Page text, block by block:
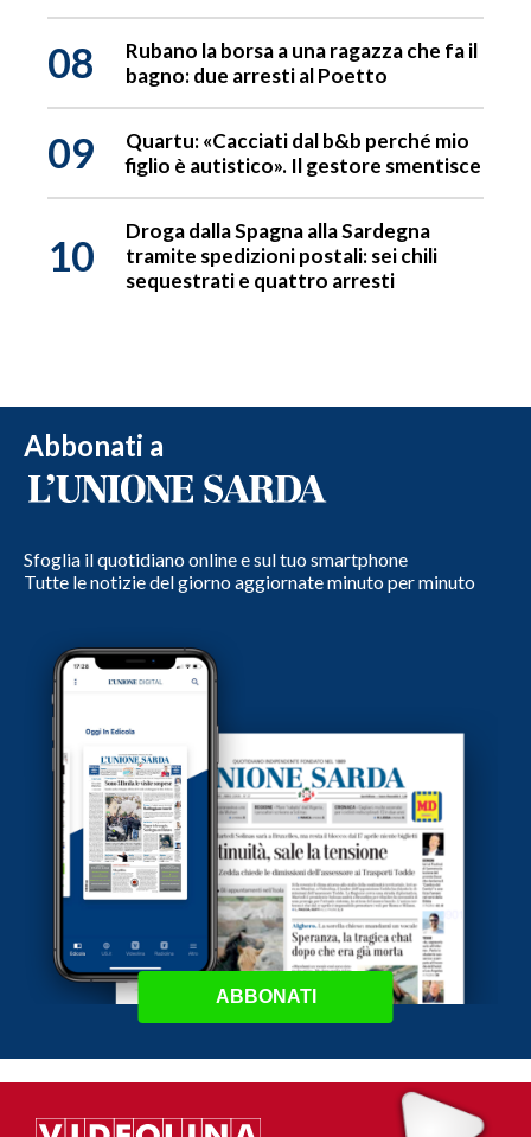
08
Rubano la borsa a una ragazza che fa il
bagno: due arresti al Poetto
09
Quartu: «Cacciati dal b&b perché mio
figlio è autistico». Il gestore smentisce
10
Droga dalla Spagna alla Sardegna
tramite spedizioni postali: sei chili
sequestrati e quattro arresti
Abbonati a
Sfoglia il quotidiano online e sul tuo smartphone
Tutte le notizie del giorno aggiornate minuto per minuto
ABBONATI